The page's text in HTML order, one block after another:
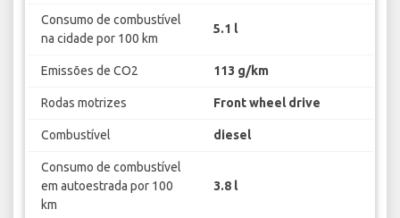
Consumo de combustível
na cidade por 100 km
5.1 l
Emissões de CO2 113 g/km
Rodas motrizes Front wheel drive
Combustível diesel
Consumo de combustível
em autoestrada por 100
km
3.8 l